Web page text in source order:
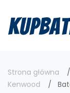
Strona główna
Kenwood